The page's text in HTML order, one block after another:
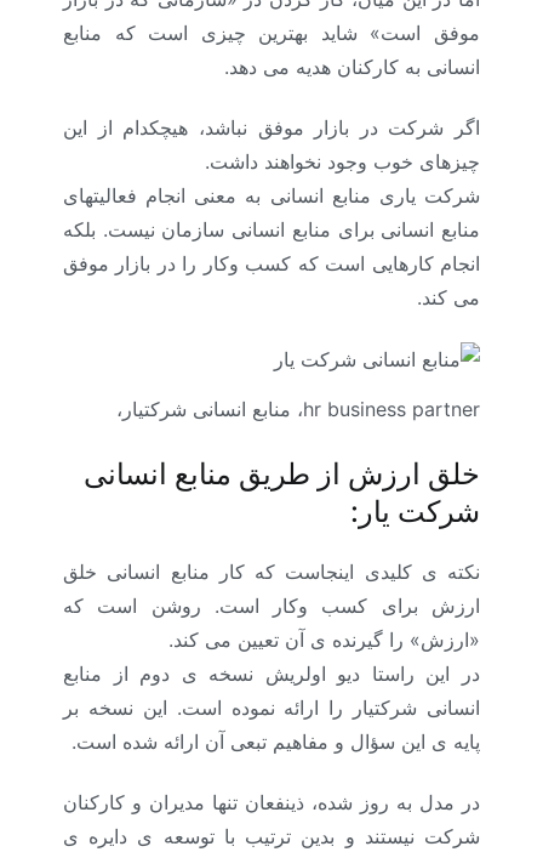
موفق است» شاید بهترین چیزی است که منابع
انسانی به کارکنان هدیه می­ دهد.
اگر شرکت در بازار موفق نباشد، هیچکدام از این
چیزهای خوب وجود نخواهند داشت.
شرکت یاری منابع انسانی به معنی انجام فعالیت­های
منابع انسانی برای منابع انسانی سازمان نیست. بلکه
انجام کارهایی است که کسب­ وکار را در بازار موفق
می ­کند.
hr business partner، منابع انسانی شرکتیار،
خلق ارزش از طریق منابع انسانی
شرکت یار:
نکته­ ی کلیدی اینجاست که کار منابع ­انسانی خلق
ارزش برای کسب­ وکار است. روشن است که
«ارزش» را گیرنده­ ی آن تعیین می­ کند.
در این راستا دیو اولریش نسخه ­ی دوم از منابع
انسانی شرکتیار را ارائه نموده است. این نسخه بر
پایه ­ی این سؤال و مفاهیم تبعی آن ارائه شده است.
در مدل به ­روز شده، ذی­نفعان تنها مدیران و کارکنان
شرکت نیستند و بدین ترتیب با توسعه­ ی دایره­ ی